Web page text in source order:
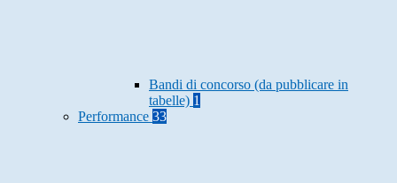
Bandi di concorso (da pubblicare in
tabelle) 1
Performance 33